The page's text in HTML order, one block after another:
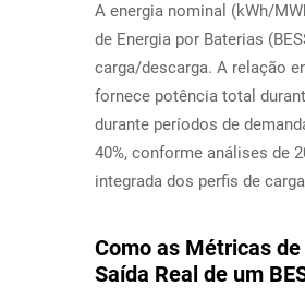
A energia nominal (kWh/
de Energia por Baterias
carga/descarga. A relação
fornece potência total
durante períodos de
40%, conforme análises de
integrada dos perfis de
Como as Métricas
Saída Real de um